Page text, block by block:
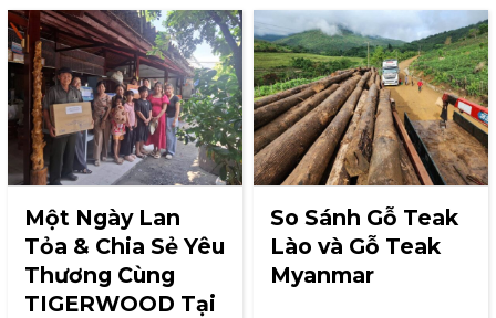
Một Ngày Lan
Tỏa & Chia Sẻ Yêu
Thương Cùng
TIGERWOOD Tại
So Sánh Gỗ Teak
Lào và Gỗ Teak
Myanmar